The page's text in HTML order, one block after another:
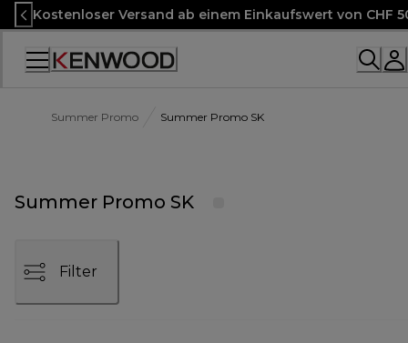
Skip
to
Content
Kostenloser Versand ab einem Einkaufswert von CHF
Accessibility
Summer Promo Summer Promo SK
Summer Promo SK
Filter